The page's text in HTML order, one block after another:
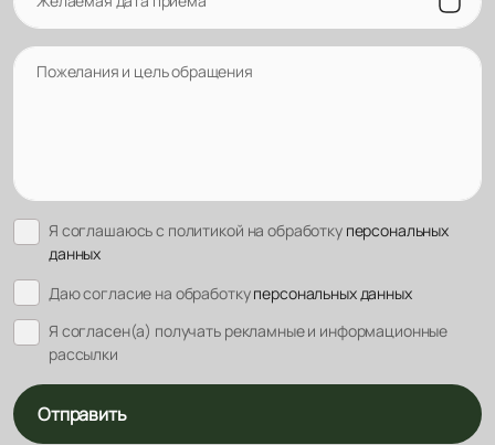
Пожелания и цель обращения
Я соглашаюсь с политикой на обработку персональных
данных
Даю согласие на обработкуперсональных данных
Я согласен(а) получать рекламные и информационные
рассылки
Отправить